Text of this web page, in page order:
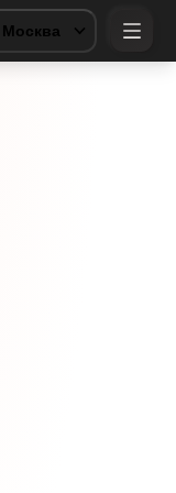
Москва